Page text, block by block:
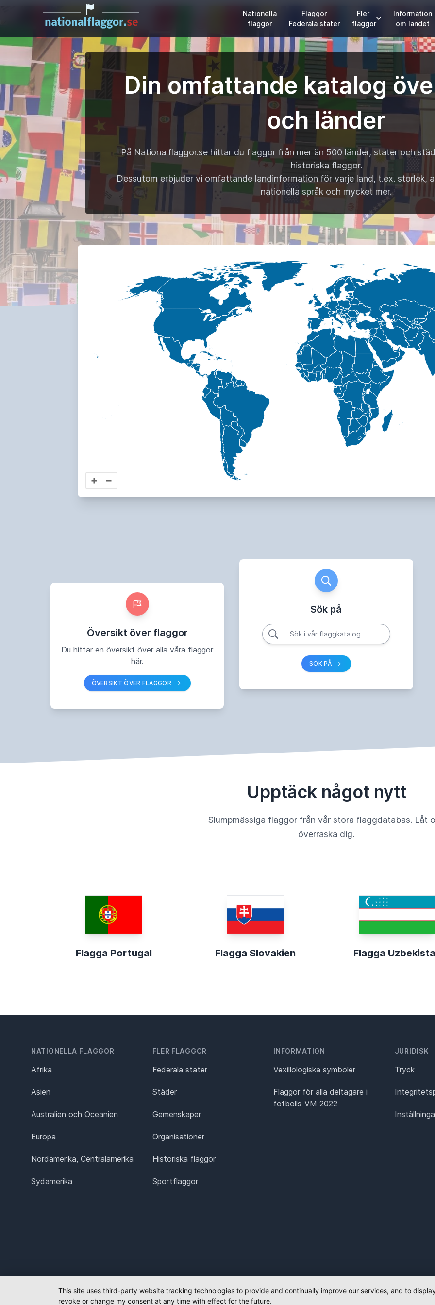
Nationella
flaggor
Flaggor
Federala stater
Fler
flaggor
Information
om landet
Din omfattande katalog
och länder
På Nationalflaggor.se hittar du flaggor från mer än 500 länder, stateroch
historiska flaggor.
Dessutom erbjuder vi omfattande landinformation för varje land, t.ex. storlek,
nationella språk och mycket mer.
Översikt över flaggor
Du hittar en översikt över alla våra flaggor
här.
ÖVERSIKT ÖVER FLAGGOR
Sök på
SÖK PÅ
Upptäck något nytt
Slumpmässiga flaggor från vår stora flaggdatabas. Låt
överraska dig.
Flagga Portugal Flagga Slovakien Flagga
NATIONELLA FLAGGOR
Afrika
Asien
Australien och Oceanien
Europa
Nordamerika, Centralamerika
Sydamerika
FLER FLAGGOR
Federala stater
Städer
Gemenskaper
Organisationer
Historiska flaggor
Sportflaggor
INFORMATION
Vexillologiska symboler
Flaggor för alla deltagare i
fotbolls-VM 2022
JURIDISK
Tryck
This site uses third-party website tracking technologies to provide and continually improve our services, and to
revoke or change my consent at any time with effect for the future.